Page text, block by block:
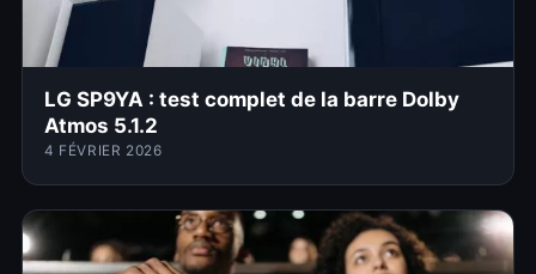
LG SP9YA : test complet de la barre Dolby
Atmos 5.1.2
4 FÉVRIER 2026